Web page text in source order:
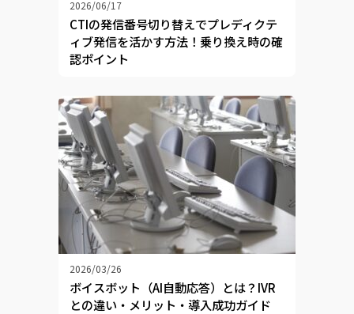
2026/06/17
CTIの発信番号切り替えでプレディクテ
ィブ発信を活かす方法！乗り換え時の確
認ポイント
2026/03/26
ボイスボット（AI自動応答）とは？IVR
との違い・メリット・導入成功ガイド